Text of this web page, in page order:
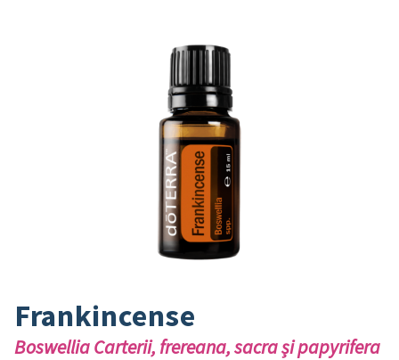
Frankincense
Boswellia Carterii, frereana, sacra și papyrifera